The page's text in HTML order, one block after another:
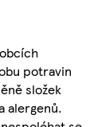
potravin
složek
alergenů.